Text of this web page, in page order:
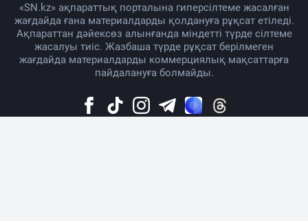
«SN.kz» ақпараттық порталына гиперсілтеме жасалған
жағдайда ғана материалдарды қолдануға рұқсат етіледі.
Ақпараттан дәйексөз алынғанда міндетті түрде сілтеме
жасалуы тиіс. Жазбаша түрде рұқсат берілмеген
жағдайда материалдарды коммерциялық мақсаттарға
пайдалануға болмайды.